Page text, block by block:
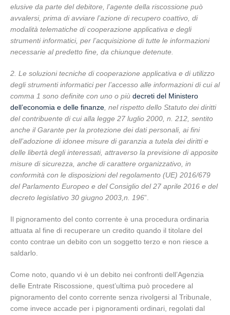
elusive da parte del debitore, l’agente della riscossione può
avvalersi, prima di avviare l’azione di recupero coattivo, di
modalità telematiche di cooperazione applicativa e degli
strumenti informatici, per l’acquisizione di tutte le informazioni
necessarie al predetto fine, da chiunque detenute.
2. Le soluzioni tecniche di cooperazione applicativa e di utilizzo
degli strumenti informatici per l’accesso alle informazioni di cui al
comma 1 sono definite con uno o più decreti del Ministero
dell’economia e delle finanze , nel rispetto dello Statuto dei diritti
del contribuente di cui alla legge 27 luglio 2000, n. 212, sentito
anche il Garante per la protezione dei dati personali, ai fini
dell’adozione di idonee misure di garanzia a tutela dei diritti e
delle libertà degli interessati, attraverso la previsione di apposite
misure di sicurezza, anche di carattere organizzativo, in
conformità con le disposizioni del regolamento (UE) 2016/679
del Parlamento Europeo e del Consiglio del 27 aprile 2016 e del
decreto legislativo 30 giugno 2003,n. 196”.
Il pignoramento del conto corrente è una procedura ordinaria
attuata al fine di recuperare un credito quando il titolare del
conto contrae un debito con un soggetto terzo e non riesce a
saldarlo.
Come noto, quando vi è un debito nei confronti dell’Agenzia
delle Entrate Riscossione, quest’ultima può procedere al
pignoramento del conto corrente senza rivolgersi al Tribunale,
come invece accade per i pignoramenti ordinari, regolati dal